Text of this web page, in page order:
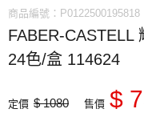
商品編號：P0122500195818
FABER-CASTELL
24色/盒 114624
定價 $ 1080 售價 $